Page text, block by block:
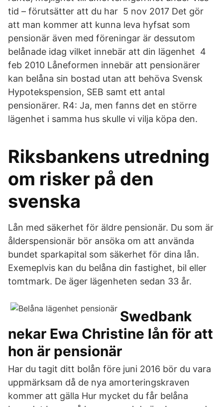
tid – förutsätter att du har 5 nov 2017 Det gör
att man kommer att kunna leva hyfsat som
pensionär även med föreningar är dessutom
belånade idag vilket innebär att din lägenhet 4
feb 2010 Låneformen innebär att pensionärer
kan belåna sin bostad utan att behöva Svensk
Hypotekspension, SEB samt ett antal
pensionärer. R4: Ja, men fanns det en större
lägenhet i samma hus skulle vi vilja köpa den.
Riksbankens utredning
om risker på den
svenska
Lån med säkerhet för äldre pensionär. Du som är
ålderspensionär bör ansöka om att använda
bundet sparkapital som säkerhet för dina lån.
Exemeplvis kan du belåna din fastighet, bil eller
tomtmark. De äger lägenheten sedan 33 år.
Swedbank
nekar Ewa Christine lån för att
hon är pensionär
Har du tagit ditt bolån före juni 2016 bör du vara
uppmärksam då de nya amorteringskraven
kommer att gälla Hur mycket du får belåna